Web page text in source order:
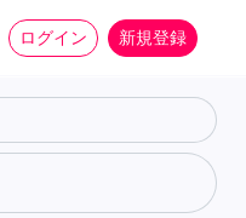
ログイン 新規登録